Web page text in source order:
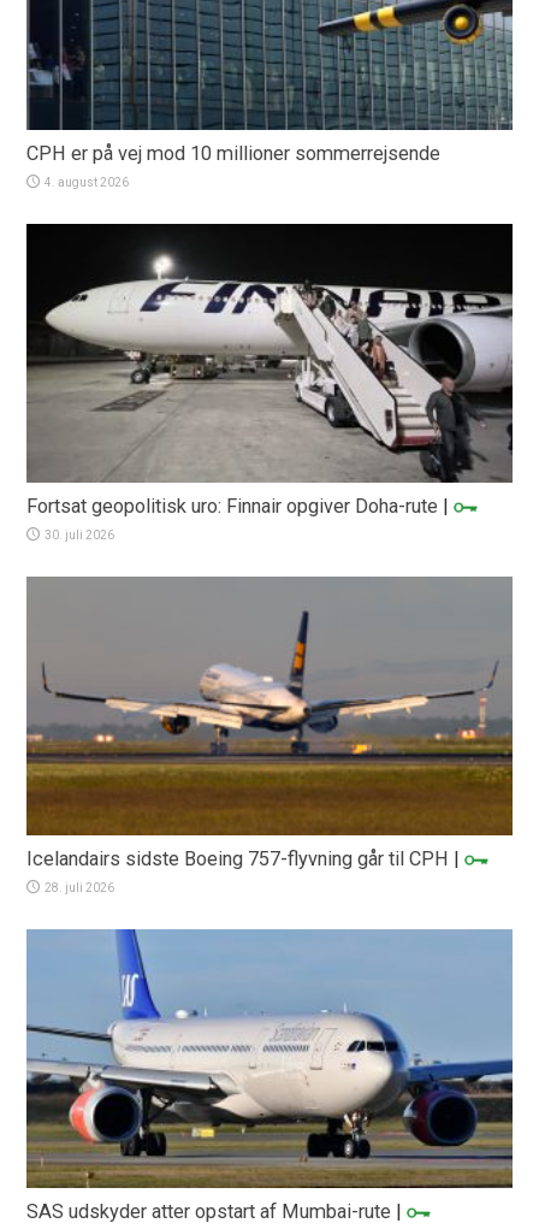
CPH er på vej mod 10 millioner sommerrejsende
4. august 2026
Fortsat geopolitisk uro: Finnair opgiver Doha-rute |
30. juli 2026
Icelandairs sidste Boeing 757-flyvning går til CPH |
28. juli 2026
SAS udskyder atter opstart af Mumbai-rute |